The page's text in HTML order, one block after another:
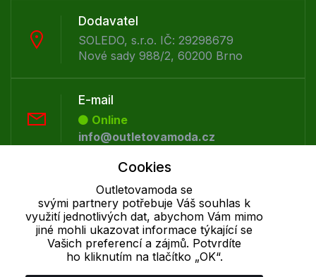
Dodavatel
SOLEDO, s.r.o. IČ: 29298679
Nové sady 988/2, 60200 Brno
E-mail
Online
info@outletovamoda.cz
Offline
+420 530 334 926
Cookie - podrobné nastavení|Další informace|
Cookies
Outletovamoda se
svými partnery potřebuje Váš souhlas k
využití jednotlivých dat, abychom Vám mimo
jiné mohli ukazovat informace týkající se
Vašich preferencí a zájmů. Potvrdíte
ho kliknutím na tlačítko „OK“.